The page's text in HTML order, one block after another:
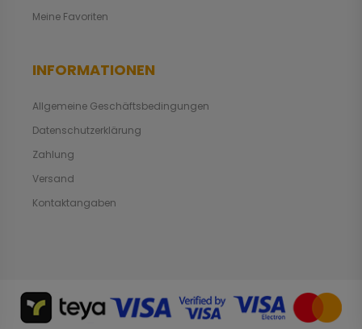
Meine Favoriten
INFORMATIONEN
Allgemeine Geschäftsbedingungen
Datenschutzerklärung
Zahlung
Versand
Kontaktangaben